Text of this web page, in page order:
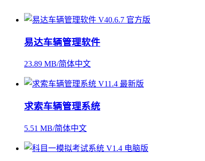
易达车辆管理软件
23.89 MB/简体中文
求索车辆管理系统
5.51 MB/简体中文